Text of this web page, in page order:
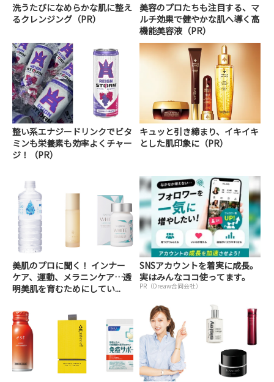
洗うたびになめらかな肌に整え
るクレンジング（PR）
美容のプロたちも注目する、マ
ルチ効果で健やかな肌へ導く高
機能美容液（PR）
整い系エナジードリンクでビタ
ミンも栄養素も効率よくチャー
ジ！（PR）
キュッと引き締まり、イキイキ
とした肌印象に（PR）
美肌のプロに聞く！ インナー
ケア、運動、メラニンケア…透
明美肌を育むためにしてい...
SNSアカウントを着実に成長。
実はみんなココ使ってます。
PR（Dreaw合同会社）